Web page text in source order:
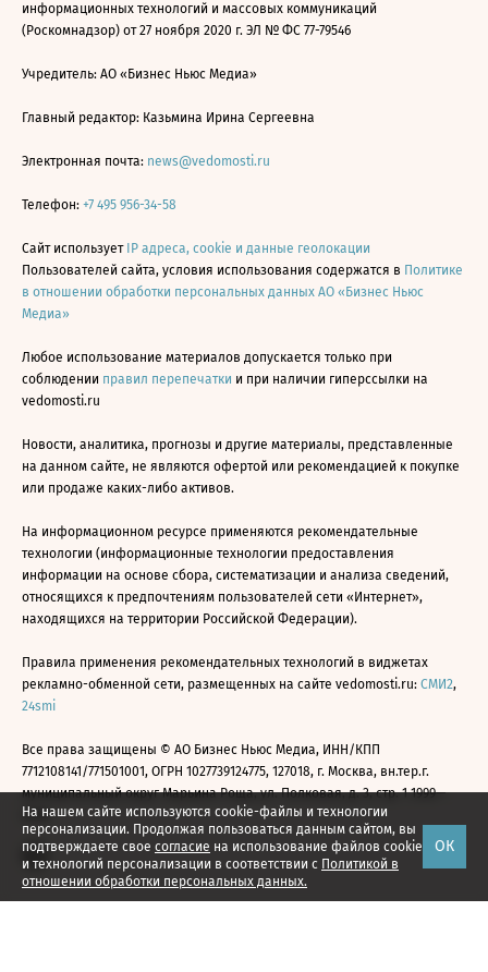
На нашем сайте используются cookie-файлы и технологии
персонализации. Продолжая пользоваться данным сайтом, вы
подтверждаете свое согласие на использование файлов cookie
и технологий персонализации в соответствии с Политикой в
отношении обработки персональных данных.
ОК
информационных технологий и массовых коммуникаций
(Роскомнадзор) от 27 ноября 2020 г. ЭЛ № ФС 77-79546
Учредитель: АО «Бизнес Ньюс Медиа»
Главный редактор: Казьмина Ирина Сергеевна
Электронная почта: news@vedomosti.ru
Телефон: +7 495 956-34-58
Сайт использует IP адреса, cookie и данные геолокации
Пользователей сайта, условия использования содержатся в Политике
в отношении обработки персональных данных АО «Бизнес Ньюс
Медиа»
Любое использование материалов допускается только при
соблюдении правил перепечатки и при наличии гиперссылки на
vedomosti.ru
Новости, аналитика, прогнозы и другие материалы, представленные
на данном сайте, не являются офертой или рекомендацией к покупке
или продаже каких-либо активов.
На информационном ресурсе применяются рекомендательные
технологии (информационные технологии предоставления
информации на основе сбора, систематизации и анализа сведений,
относящихся к предпочтениям пользователей сети «Интернет»,
находящихся на территории Российской Федерации).
Правила применения рекомендательных технологий в виджетах
рекламно-обменной сети, размещенных на сайте vedomosti.ru: СМИ2,
24smi
Все права защищены © АО Бизнес Ньюс Медиа, ИНН/КПП
7712108141/771501001, ОГРН 1027739124775, 127018, г. Москва, вн.тер.г.
муниципальный округ Марьина Роща, ул. Полковая, д. 3, стр. 1 1999—
2026